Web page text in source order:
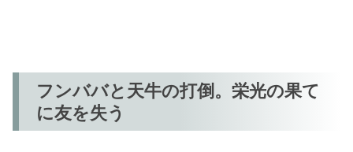
フンババと天牛の打倒。栄光の果て
に友を失う